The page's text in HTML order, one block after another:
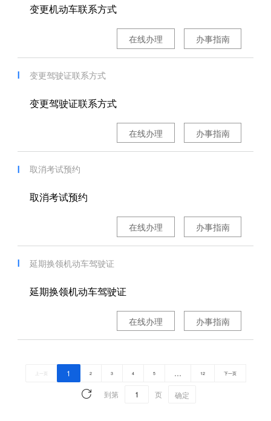
变更机动车联系方式
办事指南
在线办理
变更驾驶证联系方式
变更驾驶证联系方式
办事指南
在线办理
取消考试预约
取消考试预约
办事指南
在线办理
延期换领机动车驾驶证
延期换领机动车驾驶证
办事指南
在线办理
上一页 1 2 3 4 5 … 12 下一页
到第 页 确定